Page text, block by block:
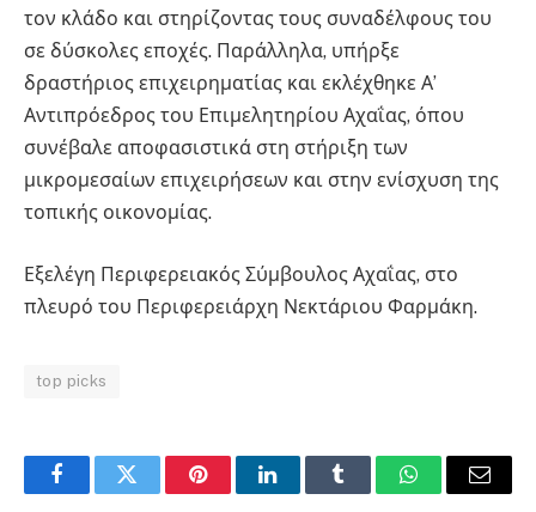
τον κλάδο και στηρίζοντας τους συναδέλφους του
σε δύσκολες εποχές. Παράλληλα, υπήρξε
δραστήριος επιχειρηματίας και εκλέχθηκε Α’
Αντιπρόεδρος του Επιμελητηρίου Αχαΐας, όπου
συνέβαλε αποφασιστικά στη στήριξη των
μικρομεσαίων επιχειρήσεων και στην ενίσχυση της
τοπικής οικονομίας.
Εξελέγη Περιφερειακός Σύμβουλος Αχαΐας, στο
πλευρό του Περιφερειάρχη Νεκτάριου Φαρμάκη.
top picks
FacebookTwitter PinterestLinkedInTumblr WhatsAppEmail